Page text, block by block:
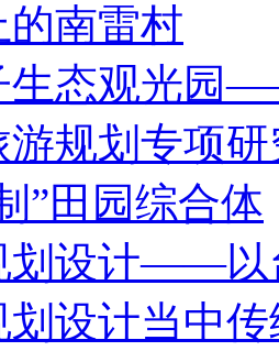
的南雷村
生态观光园
游规划专项研
”田园综合体
划设计——以
划设计当中